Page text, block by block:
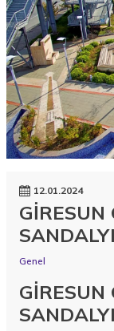
12.01.2024
GİRESUN
Genel
GİRESUN